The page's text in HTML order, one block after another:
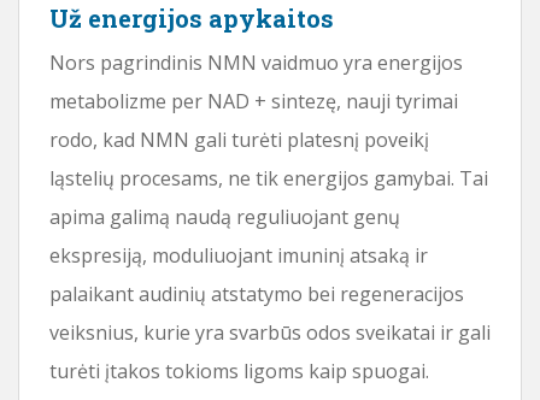
Už energijos apykaitos
Nors pagrindinis NMN vaidmuo yra energijos
metabolizme per NAD + sintezę, nauji tyrimai
rodo, kad NMN gali turėti platesnį poveikį
ląstelių procesams, ne tik energijos gamybai. Tai
apima galimą naudą reguliuojant genų
ekspresiją, moduliuojant imuninį atsaką ir
palaikant audinių atstatymo bei regeneracijos
veiksnius, kurie yra svarbūs odos sveikatai ir gali
turėti įtakos tokioms ligoms kaip spuogai.